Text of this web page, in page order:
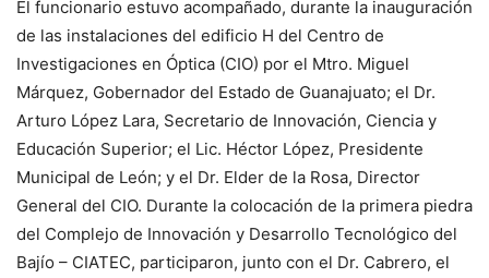
El funcionario estuvo acompañado, durante la inauguración
de las instalaciones del edificio H del Centro de
Investigaciones en Óptica (CIO) por el Mtro. Miguel
Márquez, Gobernador del Estado de Guanajuato; el Dr.
Arturo López Lara, Secretario de Innovación, Ciencia y
Educación Superior; el Lic. Héctor López, Presidente
Municipal de León; y el Dr. Elder de la Rosa, Director
General del CIO. Durante la colocación de la primera piedra
del Complejo de Innovación y Desarrollo Tecnológico del
Bajío – CIATEC, participaron, junto con el Dr. Cabrero, el